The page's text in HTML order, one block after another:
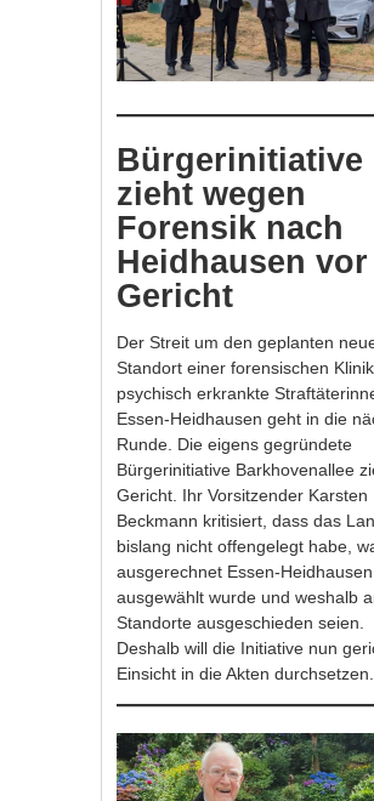
Bürgerinitiative
zieht wegen
Forensik nach
Heidhausen vor
Gericht
Der Streit um den geplanten
Standort einer forensischen
psychisch erkrankte
Essen-Heidhausen geht in die
Runde. Die eigens gegründete
Bürgerinitiative Barkhovenallee
Gericht. Ihr Vorsitzender Karsten
Beckmann kritisiert, dass das
bislang nicht offengelegt habe,
ausgerechnet Essen-Heidhausen
ausgewählt wurde und weshalb
Standorte ausgeschieden seien.
Deshalb will die Initiative nun
Einsicht in die Akten durchsetzen.